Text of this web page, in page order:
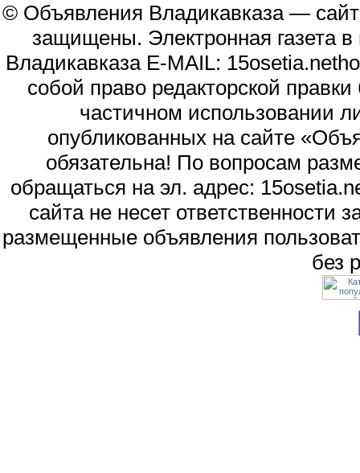
© Объявления Владикавказа —
защищены. Электронная газета
Владикавказа E-MAIL:
собой право редакторской
частичном использовании
опубликованных на сайте
обязательна! По вопросам
обращаться на эл. адрес:
сайта не несет
размещенные объявления
без